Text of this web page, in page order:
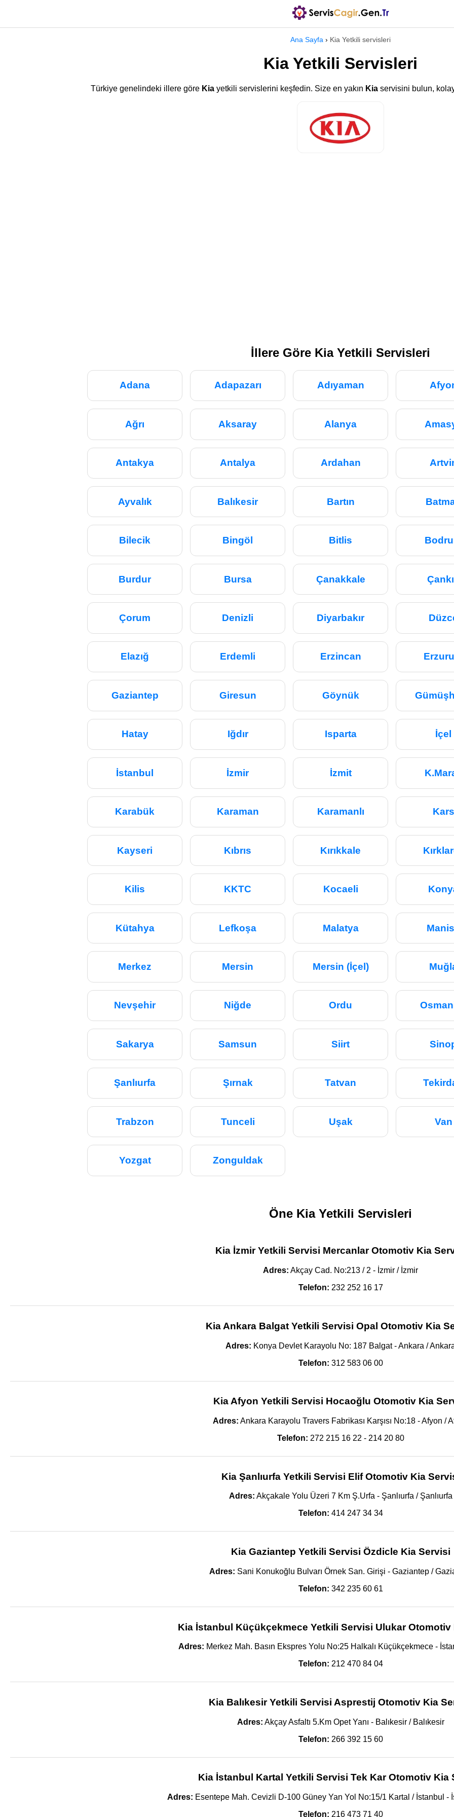
Ana Sayfa › Kia Yetkili servisleri
Kia Yetkili Servisleri
Türkiye genelindeki illere göre Kiayetkili servislerini keşfedin. Size en yakın Kiaservisini bulun,
İllere Göre Kia Yetkili Servisleri
Adana Adapazarı Adıyaman
Ağrı Aksaray Alanya
Antakya Antalya Ardahan
Ayvalık Balıkesir Bartın
Bilecik Bingöl Bitlis
Burdur Bursa Çanakkale
Çorum Denizli Diyarbakır
Elazığ Erdemli Erzincan
Gaziantep Giresun Göynük
Hatay Iğdır Isparta İçel
İstanbul İzmir İzmit
Karabük Karaman Karamanlı Kars
Kayseri Kıbrıs Kırıkkale
Kilis KKTC Kocaeli
Kütahya Lefkoşa Malatya
Merkez Mersin Mersin (İçel)
Nevşehir Niğde Ordu
Sakarya Samsun Siirt
Şanlıurfa Şırnak Tatvan
Trabzon Tunceli Uşak Van
Yozgat Zonguldak
Öne Kia Yetkili Servisleri
Kia İzmir Yetkili Servisi Mercanlar Otomotiv Kia
Adres: Akçay Cad. No:213 / 2 - İzmir / İzmir
Telefon: 232 252 16 17
Kia Ankara Balgat Yetkili Servisi Opal Otomotiv Kia
Adres: Konya Devlet Karayolu No: 187 Balgat - Ankara /
Telefon: 312 583 06 00
Kia Afyon Yetkili Servisi Hocaoğlu Otomotiv Kia
Adres: Ankara Karayolu Travers Fabrikası Karşısı No:18 - Afyon /
Telefon: 272 215 16 22 - 214 20 80
Kia Şanlıurfa Yetkili Servisi Elif Otomotiv Kia
Adres: Akçakale Yolu Üzeri 7 Km Ş.Urfa - Şanlıurfa / Şanlıurfa
Telefon: 414 247 34 34
Kia Gaziantep Yetkili Servisi Özdicle Kia Servisi
Adres: Sani Konukoğlu Bulvarı Örnek San. Girişi - Gaziantep /
Telefon: 342 235 60 61
Kia İstanbul Küçükçekmece Yetkili Servisi Ulukar Otomotiv
Adres: Merkez Mah. Basın Ekspres Yolu No:25 Halkalı Küçükçekmece -
Telefon: 212 470 84 04
Kia Balıkesir Yetkili Servisi Asprestij Otomotiv Kia
Adres: Akçay Asfaltı 5.Km Opet Yanı - Balıkesir / Balıkesir
Telefon: 266 392 15 60
Kia İstanbul Kartal Yetkili Servisi Tek Kar Otomotiv Kia
Adres: Esentepe Mah. Cevizli D-100 Güney Yan Yol No:15/1 Kartal / İstanbul -
Telefon: 216 473 71 40